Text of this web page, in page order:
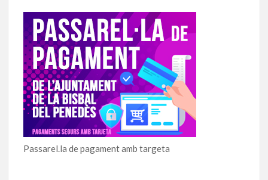
Passarel.la de pagament amb targeta